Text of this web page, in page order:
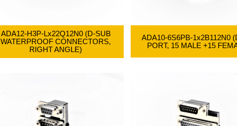
ADA12-H3P-Lx22Q12N0 (D-SUB
WATERPROOF CONNECTORS,
RIGHT ANGLE)
ADA10-6S6PB-1x2B112N0
PORT, 15 MALE +15